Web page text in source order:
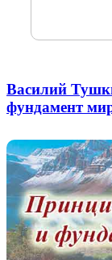
Василий
фундамент